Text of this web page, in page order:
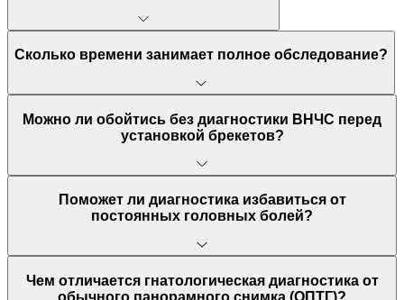
Сколько времени занимает полное обследование?
Можно ли обойтись без диагностики ВНЧС перед
установкой брекетов?
Поможет ли диагностика избавиться от
постоянных головных болей?
Чем отличается гнатологическая диагностика от
обычного панорамного снимка (ОПТГ)?